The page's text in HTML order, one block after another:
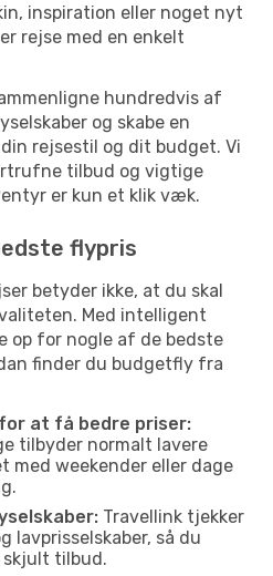
inspiration eller noget nyt
rejse med en enkelt
hundredvis af
og skabe en
rejsestil og dit budget. Vi
tilbud og vigtige
er kun et klik væk.
flypris
betyder ikke, at du skal
Med intelligent
op for nogle af de bedste
finder du budgetfly fra
at få bedre priser:
tilbyder normalt lavere
med weekender eller dage
Travellink tjekker
lavprisselskaber, så du
tilbud.